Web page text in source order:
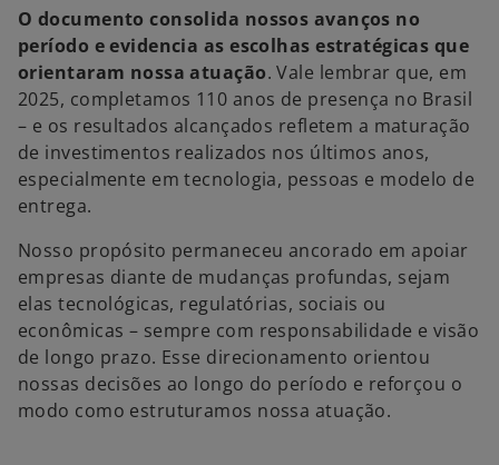
O documento consolida nossos avanços no
período e evidencia as escolhas estratégicas que
orientaram nossa atuação. Vale lembrar que, em
2025, completamos 110 anos de presença no Brasil
– e os resultados alcançados refletem a maturação
de investimentos realizados nos últimos anos,
especialmente em tecnologia, pessoas e modelo de
entrega.
Nosso propósito permaneceu ancorado em apoiar
empresas diante de mudanças profundas, sejam
elas tecnológicas, regulatórias, sociais ou
econômicas – sempre com responsabilidade e visão
de longo prazo. Esse direcionamento orientou
nossas decisões ao longo do período e reforçou o
modo como estruturamos nossa atuação.